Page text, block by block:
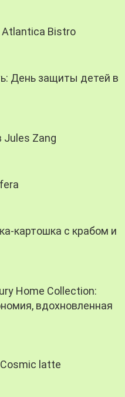
Bistro
День защиты детей в
Jules Zang
картошка с крабом и
Home Collection:
вдохновленная
latte